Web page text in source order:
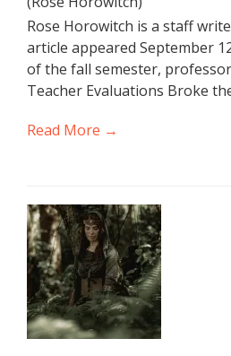
Rose Horowitch is a staff
article appeared September
of the fall semester,
Teacher Evaluations Broke
Read More →